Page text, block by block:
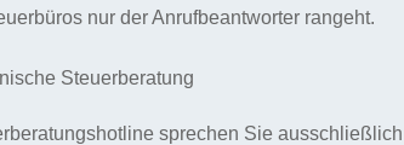
nur der Anrufbeantworter rangeht.
Steuerberatung
sprechen Sie